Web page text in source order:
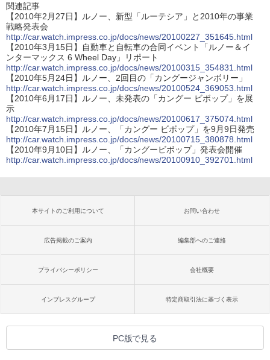
関連記事
【2010年2月27日】ルノー、新型「ルーテシア」と2010年の事業
戦略発表会
http://car.watch.impress.co.jp/docs/news/20100227_351645.html
【2010年3月15日】自動車と自転車の合同イベント「ルノー＆イ
ンターマックス 6 Wheel Day」リポート
http://car.watch.impress.co.jp/docs/news/20100315_354831.html
【2010年5月24日】ルノー、2回目の「カングージャンボリー」
http://car.watch.impress.co.jp/docs/news/20100524_369053.html
【2010年6月17日】ルノー、未発表の「カングー ビボップ」を展
示
http://car.watch.impress.co.jp/docs/news/20100617_375074.html
【2010年7月15日】ルノー、「カングー ビボップ」を9月9日発売
http://car.watch.impress.co.jp/docs/news/20100715_380878.html
【2010年9月10日】ルノー、「カングービボップ」発表会開催
http://car.watch.impress.co.jp/docs/news/20100910_392701.html
本サイトのご利用について お問い合わせ
広告掲載のご案内 編集部へのご連絡
プライバシーポリシー 会社概要
インプレスグループ 特定商取引法に基づく表示
PC版で見る